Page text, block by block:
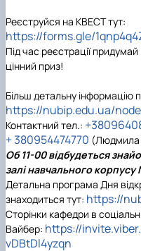
Реєструйся на КВЕСТ тут:
https://forms.gle/
Під час реєстрації
цінний приз!
Більш детальну інформацію
https://nubip.edu.ua/
Контактний тел.:
+ 380954474770 (Людмила
Об11-00відбудеться
залі навчального
Детальна програма Дня
знаходиться тут: https://
Сторінки кафедри в
Вайбер: https://
vDBtDl4yzqn